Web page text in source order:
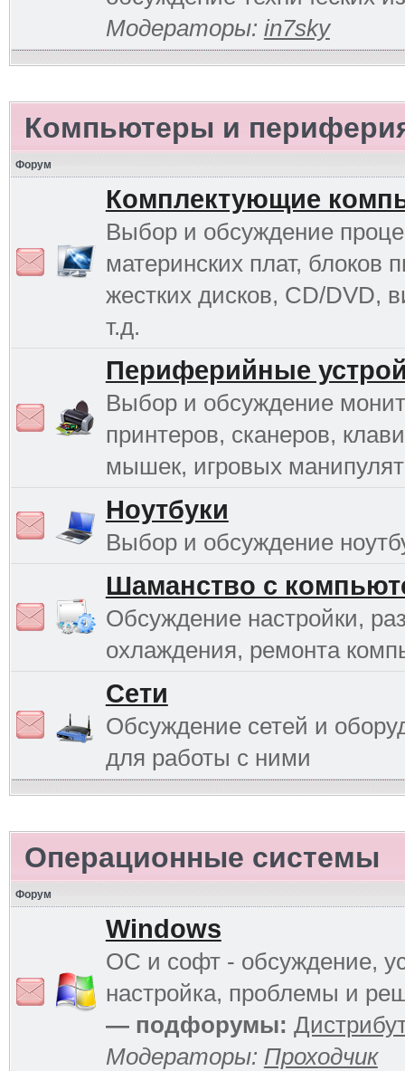
Модераторы: in7sky
Компьютеры и
Форум
Комплектующие
Выбор и обсуждение
материнских плат, блоков
жестких дисков, CD/DVD,
т.д.
Периферийные
Выбор и обсуждение
принтеров, сканеров,
мышек, игровых
Ноутбуки
Выбор и обсуждение
Шаманство с
Обсуждение настройки,
охлаждения, ремонта
Сети
Обсуждение сетей и
для работы с ними
Операционные системы
Форум
Windows
ОС и софт - обсуждение,
настройка, проблемы и
— подфорумы:
Модераторы: Проходчик